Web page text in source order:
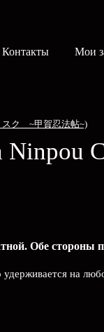
Контакты Мои
スク ~甲賀忍法帖~)
Ninpou
Обе стороны
на